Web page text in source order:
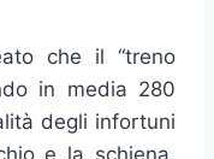
che il “treno
in media 280
degli infortuni